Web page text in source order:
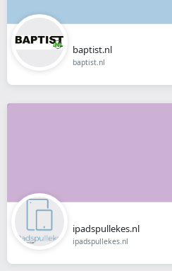
baptist.nl
baptist.nl
ipadspullekes.nl
ipadspullekes.nl